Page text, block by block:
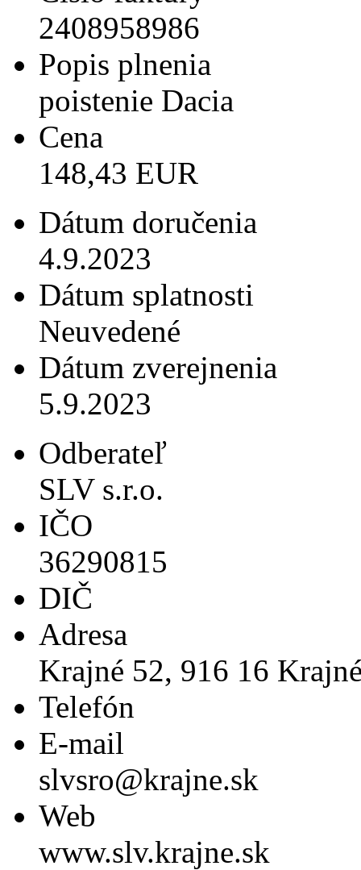
2408958986
Popis plnenia
poistenie Dacia
Cena
148,43 EUR
Dátum doručenia
4.9.2023
Dátum splatnosti
Neuvedené
Dátum zverejnenia
5.9.2023
Odberateľ
SLV s.r.o.
IČO
36290815
DIČ
Adresa
Krajné 52, 916 16
Telefón
E-mail
slvsro@krajne.sk
Web
www.slv.krajne.sk